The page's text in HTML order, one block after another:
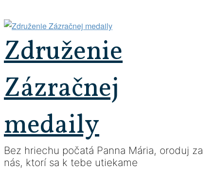
na
obsah
Združenie
Zázračnej
medaily
Bez hriechu počatá Panna Mária, oroduj za
nás, ktorí sa k tebe utiekame